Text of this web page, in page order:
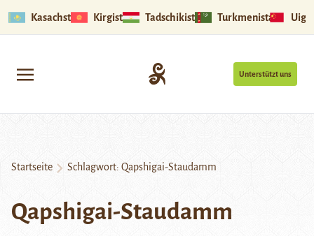
Kasachstan Kirgistan Tadschikistan Turkmenistan
Unterstützt uns
Startseite Schlagwort: Qapshigai-Staudamm
Qapshigai-Staudamm